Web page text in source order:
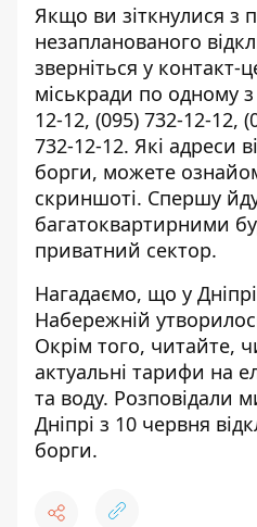
Якщо ви зіткнулися з
незапланованого
зверніться у контакт-
міськради по одному
12-12, (095) 732-12-12,
732-12-12. Які адреси
борги, можете
скриншоті. Спершу
багатоквартирними
приватний сектор.
Нагадаємо, що у Дніпрі
Набережній
Окрім того, читайте,
актуальні тарифи на
та воду. Розповідали
Дніпрі з 10 червня
борги.